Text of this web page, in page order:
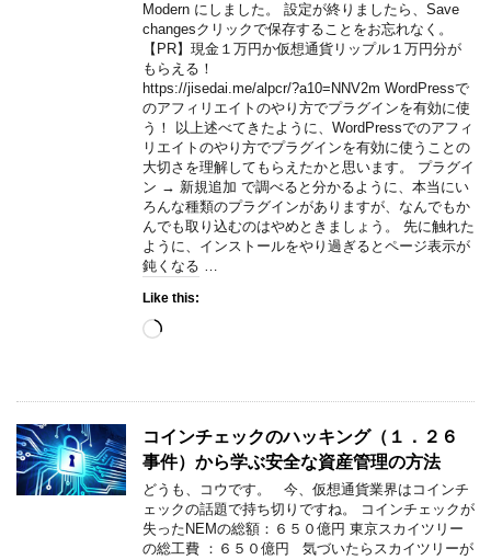
Modern にしました。 設定が終りましたら、Save
changesクリックで保存することをお忘れなく。
【PR】現金１万円か仮想通貨リップル１万円分が
もらえる！
https://jisedai.me/alpcr/?a10=NNV2m WordPressで
のアフィリエイトのやり方でプラグインを有効に使
う！ 以上述べてきたように、WordPressでのアフィ
リエイトのやり方でプラグインを有効に使うことの
大切さを理解してもらえたかと思います。 プラグイ
ン → 新規追加 で調べると分かるように、本当にい
ろんな種類のプラグインがありますが、なんでもか
んでも取り込むのはやめときましょう。 先に触れた
ように、インストールをやり過ぎるとページ表示が
鈍くなる …
Like this:
Loading…
コインチェックのハッキング（１．２６
事件）から学ぶ安全な資産管理の方法
どうも、コウです。 今、仮想通貨業界はコインチ
ェックの話題で持ち切りですね。 コインチェックが
失ったNEMの総額：６５０億円 東京スカイツリー
の総工費 ：６５０億円 気づいたらスカイツリーが